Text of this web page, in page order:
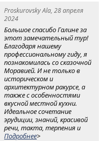
Proskurovsky Ala, 28 апреля
2024
Большое спасибо Галине за
этот замечательный тур!
Благодаря нашему
профессиональному гиду, я
познакомилась со сказочной
Моравией. И не только в
историческом и
архитектурном ракурсе, а
также с особенностями
вкусной местной кухни.
Идеальное сочетание
эрудиции, знаний, красивой
речи, такта, терпения и
Подробнее>